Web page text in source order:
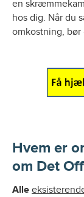
en
hos dig. Når du
omkostning,
Hvem er
om Det
Alle